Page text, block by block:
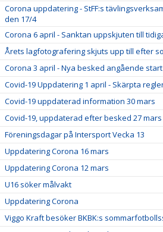
Corona uppdatering - StFF:s
den 17/4
Corona 6 april - Sanktan uppskjuten till
Årets lagfotografering skjuts upp till efter
Corona 3 april - Nya besked angående
Covid-19 Uppdatering 1 april - Skärpta
Covid-19 uppdaterad information 30 mars
Covid-19, uppdaterad efter besked 27 mars
Föreningsdagar på Intersport Vecka 13
Uppdatering Corona 16 mars
Uppdatering Corona 12 mars
U16 söker målvakt
Uppdatering Corona
Viggo Kraft besöker BKBK:s